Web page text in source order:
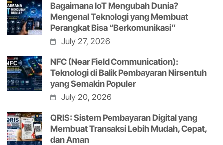
Bagaimana IoT Mengubah Dunia?
Mengenal Teknologi yang Membuat
Perangkat Bisa “Berkomunikasi”
July 27, 2026
NFC (Near Field Communication):
Teknologi di Balik Pembayaran Nirsentuh
yang Semakin Populer
July 20, 2026
QRIS: Sistem Pembayaran Digital yang
Membuat Transaksi Lebih Mudah, Cepat,
dan Aman